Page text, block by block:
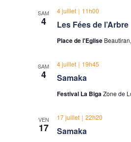
SAM
4 Les Fées de l’Arbre
4 juillet｜11h00
Place de l'Eglise
SAM
4 Samaka
4 juillet｜19h45
Festival La BigaZone de
VEN
17 Samaka
17 juillet｜22h20